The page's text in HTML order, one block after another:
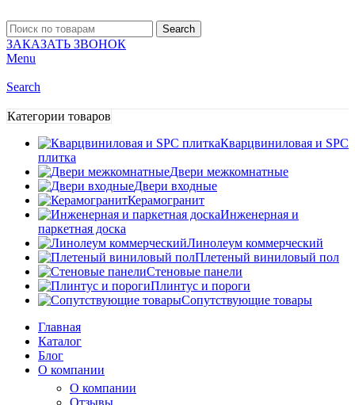
Search
ЗАКАЗАТЬ ЗВОНОК
Menu
Search
Категории товаров
Кварцвиниловая и SPC
плитка
Двери межкомнатные
Двери входные
Керамогранит
Инженерная и
паркетная доска
Линолеум коммерческий
Плетеный виниловый пол
Стеновые панели
Плинтус и пороги
Сопутствующие товары
Главная
Каталог
Блог
О компании
О компании
Отзывы